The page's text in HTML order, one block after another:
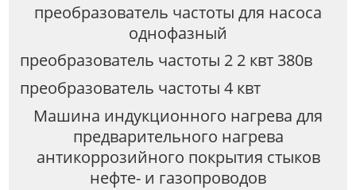
преобразователь частоты для насоса
однофазный
преобразователь частоты 2 2 квт 380в
преобразователь частоты 4 квт
Машина индукционного нагрева для
предварительного нагрева
антикоррозийного покрытия стыков
нефте- и газопроводов